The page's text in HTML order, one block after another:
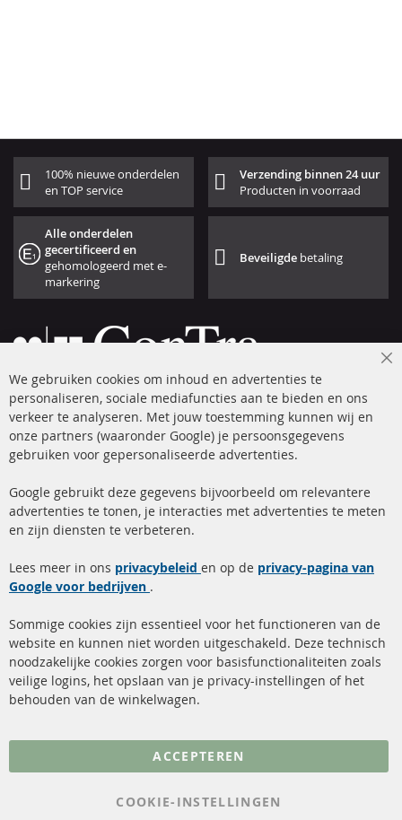
100% nieuwe onderdelen
en TOP service
Verzending binnen 24 uur
Producten in voorraad
Alle onderdelen
gecertificeerd en
gehomologeerd met e-
markering
Beveiligde betaling
+49 (0) 4533 799 00 0
ma-do: 09-17 u, vr Fr 09-16 u
info@contra-automotive.de
facebook
instagram
Snelle links
Roetfilter reiniging
Katalysator (KAT)
sensoren
FAQ
Kundenservice
Verzendingskosten
Contact
Annuleer contract
Gegevensbescherming
We gebruiken cookies om inhoud en advertenties te
personaliseren, sociale mediafuncties aan te bieden en ons
verkeer te analyseren. Met jouw toestemming kunnen wij en
onze partners (waaronder Google) je persoonsgegevens
gebruiken voor gepersonaliseerde advertenties.
Google gebruikt deze gegevens bijvoorbeeld om relevantere
advertenties te tonen, je interacties met advertenties te meten
en zijn diensten te verbeteren.
Lees meer in ons privacybeleid en op de privacy-pagina van
Google voor bedrijven .
Sommige cookies zijn essentieel voor het functioneren van de
website en kunnen niet worden uitgeschakeld. Deze technisch
noodzakelijke cookies zorgen voor basisfunctionaliteiten zoals
veilige logins, het opslaan van je privacy-instellingen of het
behouden van de winkelwagen.
ACCEPTEREN
COOKIE-INSTELLINGEN